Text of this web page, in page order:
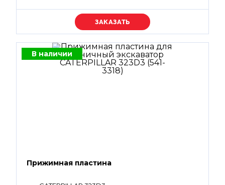
Уточняйте цену
В наличии
Прижимная пластина